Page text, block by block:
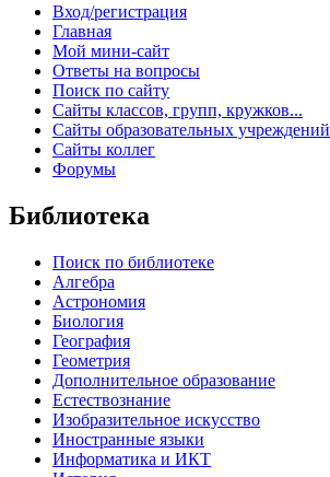
Вход/регистрация
Главная
Мой мини-сайт
Ответы на вопросы
Поиск по сайту
Сайты классов, групп, кружков...
Сайты образовательных учреждений
Сайты коллег
Форумы
Библиотека
Поиск по библиотеке
Алгебра
Астрономия
Биология
География
Геометрия
Дополнительное образование
Естествознание
Изобразительное искусство
Иностранные языки
Информатика и ИКТ